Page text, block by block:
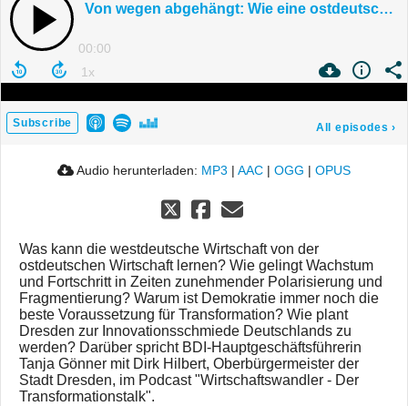
Von wegen abgehängt: Wie eine ostdeutsche Stadt zur Innovationsschmiede Deutschlands werden will
00:00
Subscribe All episodes ›
Audio herunterladen: MP3 | AAC | OGG | OPUS
Was kann die westdeutsche Wirtschaft von der
ostdeutschen Wirtschaft lernen? Wie gelingt Wachstum
und Fortschritt in Zeiten zunehmender Polarisierung und
Fragmentierung? Warum ist Demokratie immer noch die
beste Voraussetzung für Transformation? Wie plant
Dresden zur Innovationsschmiede Deutschlands zu
werden? Darüber spricht BDI-Hauptgeschäftsführerin
Tanja Gönner mit Dirk Hilbert, Oberbürgermeister der
Stadt Dresden, im Podcast "Wirtschaftswandler - Der
Transformationstalk".